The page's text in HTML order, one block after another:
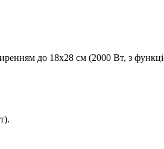
до 18х28 см (2000 Вт, з